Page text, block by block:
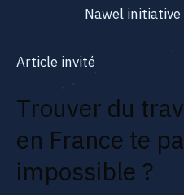
Nawel initiative
Article invité
Trouver du
en France te
impossible ?